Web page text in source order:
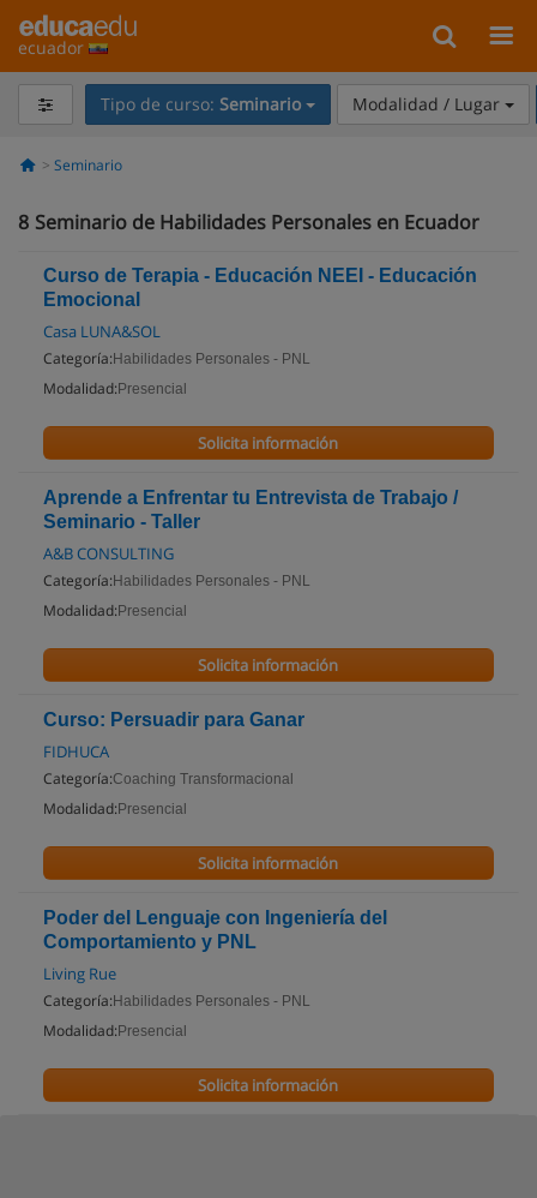
ecuador
Tipo de curso: Seminario Modalidad / Lugar
Seminario
8 Seminario de Habilidades Personales en Ecuador
Curso de Terapia - Educación NEEI - Educación
Emocional
Casa LUNA&SOL
Categoría: Habilidades Personales - PNL
Modalidad: Presencial
Solicita información
Aprende a Enfrentar tu Entrevista de Trabajo /
Seminario - Taller
A&B CONSULTING
Categoría: Habilidades Personales - PNL
Modalidad: Presencial
Solicita información
Curso: Persuadir para Ganar
FIDHUCA
Categoría:Coaching Transformacional
Modalidad: Presencial
Solicita información
Poder del Lenguaje con Ingeniería del
Comportamiento y PNL
Living Rue
Categoría: Habilidades Personales - PNL
Modalidad: Presencial
Solicita información